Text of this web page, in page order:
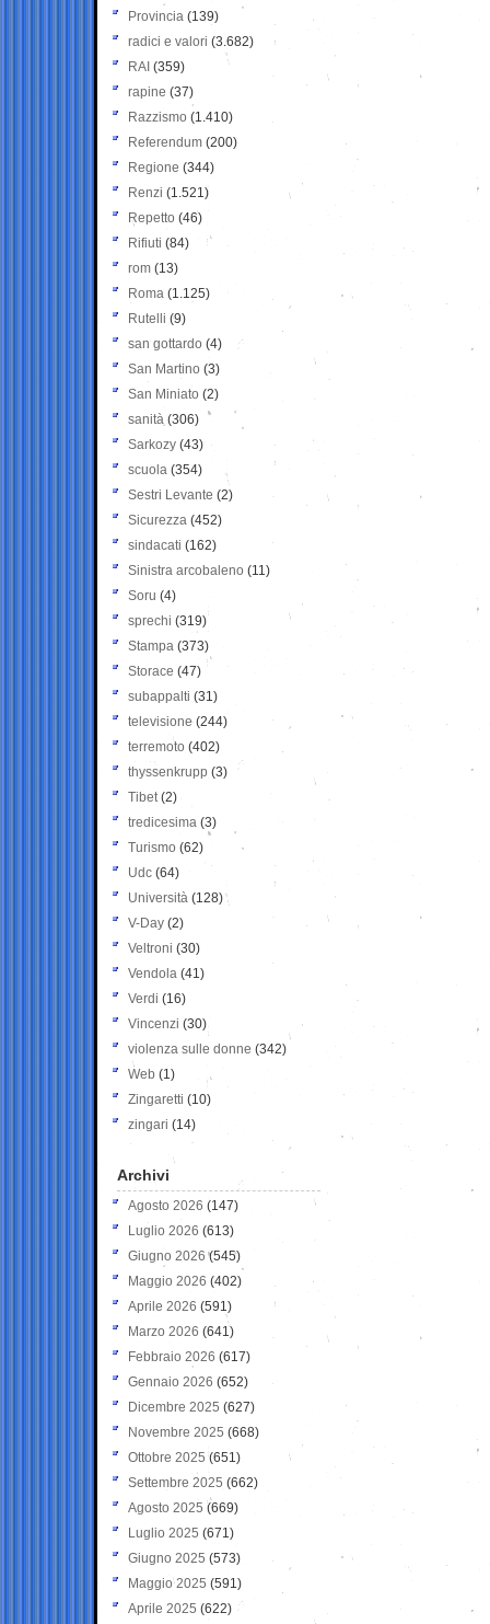
Provincia (139)
radici e valori (3.682)
RAI (359)
rapine (37)
Razzismo (1.410)
Referendum (200)
Regione (344)
Renzi (1.521)
Repetto (46)
Rifiuti (84)
rom (13)
Roma (1.125)
Rutelli (9)
san gottardo (4)
San Martino (3)
San Miniato (2)
sanità (306)
Sarkozy (43)
scuola (354)
Sestri Levante (2)
Sicurezza (452)
sindacati (162)
Sinistra arcobaleno (11)
Soru (4)
sprechi (319)
Stampa (373)
Storace (47)
subappalti (31)
televisione(244)
terremoto (402)
thyssenkrupp (3)
Tibet(2)
tredicesima (3)
Turismo (62)
Udc (64)
Università (128)
V-Day (2)
Veltroni (30)
Vendola (41)
Verdi (16)
Vincenzi (30)
violenza sulle donne (342)
Web (1)
Zingaretti (10)
zingari (14)
Archivi
Agosto 2026 (147)
Luglio 2026 (613)
Giugno 2026 (545)
Maggio 2026 (402)
Aprile 2026 (591)
Marzo 2026 (641)
Febbraio 2026 (617)
Gennaio 2026 (652)
Dicembre 2025 (627)
Novembre 2025 (668)
Ottobre 2025 (651)
Settembre 2025 (662)
Agosto 2025 (669)
Luglio 2025 (671)
Giugno 2025 (573)
Maggio 2025 (591)
Aprile 2025 (622)